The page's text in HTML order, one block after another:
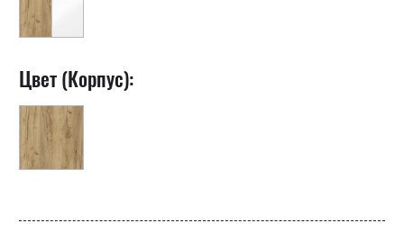
Цвет (Корпус):